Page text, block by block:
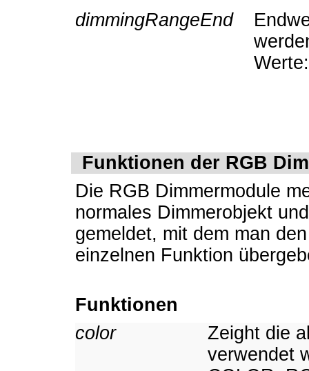
dimmingRangeEnd
Funktionen der RGB
Die RGB Dimmermodule
normales Dimmerobjekt
gemeldet, mit dem man
einzelnen Funktion
Funktionen
color
Zeight die
verwendet